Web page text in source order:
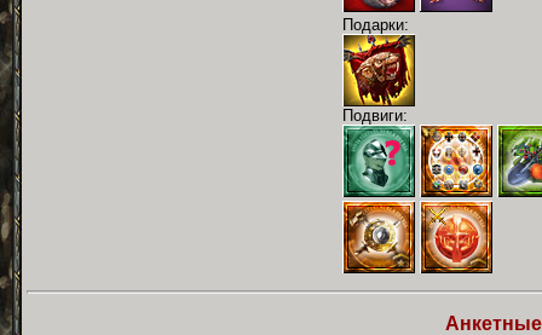
Подарки:
Подвиги: